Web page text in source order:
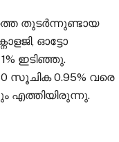
തുടർന്നുണ്ടായ
ഓട്ടോ
ഇടിഞ്ഞു.
സൂചിക 0.95% വരെ
എത്തിയിരുന്നു.